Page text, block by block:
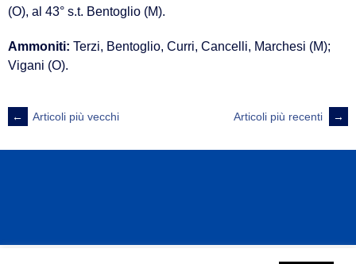
(O), al 43° s.t. Bentoglio (M).
Ammoniti: Terzi, Bentoglio, Curri, Cancelli, Marchesi (M);
Vigani (O).
NAVIGAZIONE
← Articoli più vecchi Articoli più recenti →